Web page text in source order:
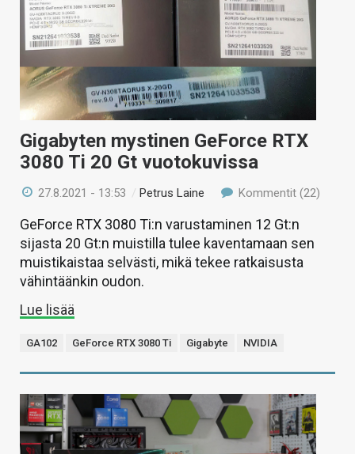
Gigabyten mystinen GeForce RTX
3080 Ti 20 Gt vuotokuvissa
27.8.2021 - 13:53 /Petrus Laine Kommentit (22)
GeForce RTX 3080 Ti:n varustaminen 12 Gt:n
sijasta 20 Gt:n muistilla tulee kaventamaan sen
muistikaistaa selvästi, mikä tekee ratkaisusta
vähintäänkin oudon.
Lue lisää
GA102 GeForce RTX 3080 Ti Gigabyte NVIDIA